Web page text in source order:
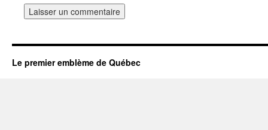
Le premier emblème de Québec